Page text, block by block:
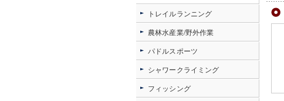
トレイルランニング
農林水産業/野外作業
パドルスポーツ
シャワークライミング
フィッシング